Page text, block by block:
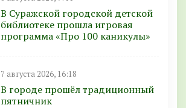
В Суражской городской детской
библиотеке прошла игровая
программа «Про 100 каникулы»
7 августа 2026, 16:18
В городе прошёл традиционный
пятничник